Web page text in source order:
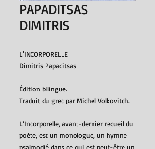
PAPADITSAS
DIMITRIS
L'INCORPORELLE
Dimitris Papaditsas
Édition bilingue.
Traduit du grec par Michel Volkovitch.
L’Incorporelle, avant-dernier recueil du
poète, est un monologue, un hymne
psalmodié dans ce qui est peut-être un